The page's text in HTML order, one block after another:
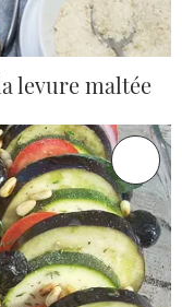
levure maltée